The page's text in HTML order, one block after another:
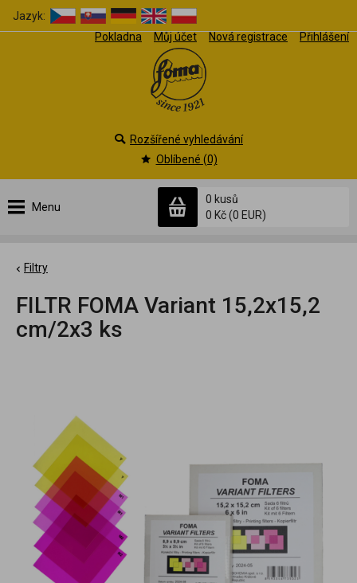
Jazyk:
Pokladna
Můj účet Nová registrace Přihlášení
Menu
0 kusů
0 Kč(0 EUR)
Rozšířené vyhledávání
Oblíbené (0)
Filtry
FILTR FOMA Variant 15,2x15,2
cm/2x3 ks